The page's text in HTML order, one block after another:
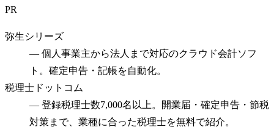
PR
弥生シリーズ
— 個人事業主から法人まで対応のクラウド会計ソフ
ト。確定申告・記帳を自動化。
税理士ドットコム
— 登録税理士数7,000名以上。開業届・確定申告・節税
対策まで、業種に合った税理士を無料で紹介。